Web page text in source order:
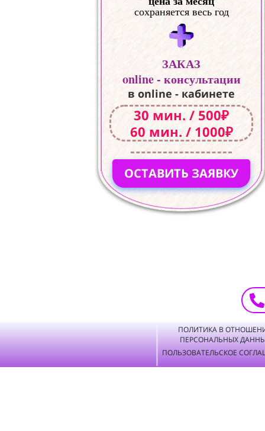
сохраняется весь год
ЗАКАЗ
online - консультации
в online - кабинете
30 мин. / 500₽
60 мин. / 1000₽
ОСТАВИТЬ ЗАЯВКУ
ПОЛИТИКА В
ПЕРСОНАЛЬНЫХ
ПОЛЬЗОВАТЕЛЬСКОЕ